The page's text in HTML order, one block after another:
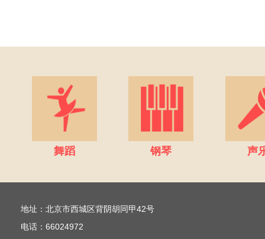
舞蹈 钢琴 声
地址：北京市西城区背阴胡同甲42号
电话：66024972